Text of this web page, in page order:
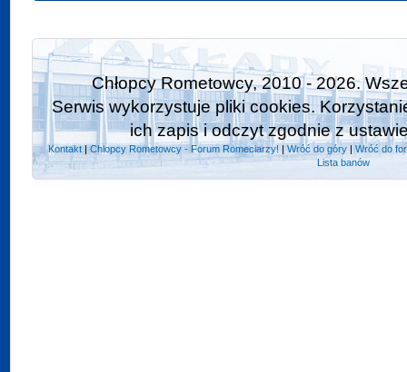
Chłopcy Rometowcy, 2010 - 2026.
Serwis wykorzystuje pliki cookies.
ich zapis i odczyt zgodnie z
Kontakt| Chlopcy Rometowcy - Forum Romeciarzy! |Wróć do góry| Wróć do
Lista banów